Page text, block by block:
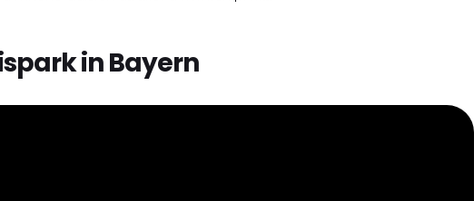
in Bayern